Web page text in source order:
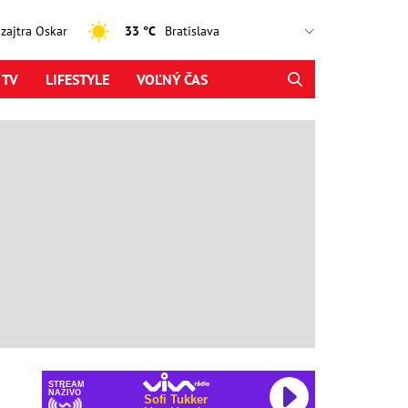
Oskar 33 °C
LIFESTYLE VOĽNÝ ČAS
STREAM
NAŽIVO
Sofi Tukker